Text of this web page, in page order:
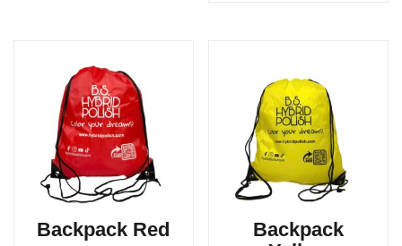
Backpack Red
Backpack